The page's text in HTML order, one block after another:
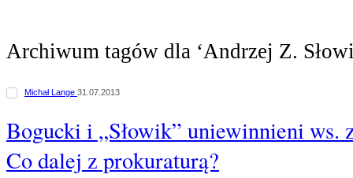
Archiwum tagów dla ‘Andrzej Z.
Michał Lange 31.07.2013
Bogucki i „Słowik” uniewinnieni ws.
Co dalej z prokuraturą?